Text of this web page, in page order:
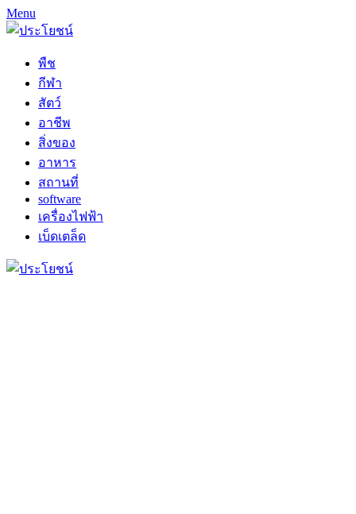
Menu
พืช
กีฬา
สัตว์
อาชีพ
สิ่งของ
อาหาร
สถานที่
software
เครื่องไฟฟ้า
เบ็ดเตล็ด